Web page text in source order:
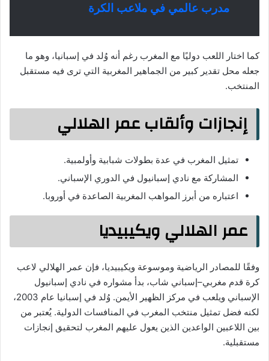
مدرب عالمي في ملاعب الكرة
كما اختار اللعب دوليًا مع المغرب رغم أنه وُلد في إسبانيا، وهو ما
جعله محل تقدير كبير من الجماهير المغربية التي ترى فيه مستقبل
المنتخب.
إنجازات وألقاب عمر الهلالي
تمثيل المغرب في عدة بطولات شبابية وأولمبية.
المشاركة مع نادي إسبانيول في الدوري الإسباني.
اعتباره من أبرز المواهب المغربية الصاعدة في أوروبا.
عمر الهلالي ويكيبيديا
وفقًا للمصادر الرياضية وموسوعة ويكيبيديا، فإن عمر الهلالي لاعب
كرة قدم مغربي–إسباني شاب، بدأ مشواره في نادي إسبانيول
الإسباني ويلعب في مركز الظهير الأيمن. وُلد في إسبانيا عام 2003،
لكنه فضل تمثيل منتخب المغرب في المنافسات الدولية. يُعتبر من
بين اللاعبين الواعدين الذين يعول عليهم المغرب لتحقيق إنجازات
مستقبلية.